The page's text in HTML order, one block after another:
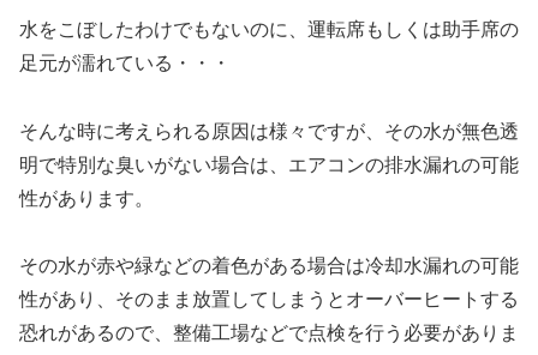
水をこぼしたわけでもないのに、運転席もしくは助手席の
足元が濡れている・・・
そんな時に考えられる原因は様々ですが、その水が無色透
明で特別な臭いがない場合は、エアコンの排水漏れの可能
性があります。
その水が赤や緑などの着色がある場合は冷却水漏れの可能
性があり、そのまま放置してしまうとオーバーヒートする
恐れがあるので、整備工場などで点検を行う必要がありま